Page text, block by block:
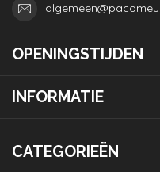
OPENINGSTIJDEN
INFORMATIE
CATEGORIEËN